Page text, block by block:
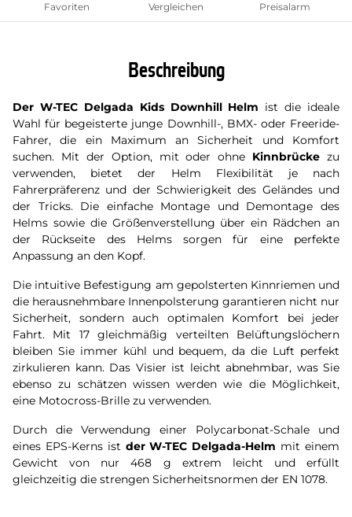
Favoriten Vergleichen Preisalarm
Beschreibung
Der W-TEC Delgada Kids Downhill Helm ist die ideale
Wahl für begeisterte junge Downhill-, BMX- oder Freeride-
Fahrer, die ein Maximum an Sicherheit und Komfort
suchen. Mit der Option, mit oder ohne Kinnbrücke zu
verwenden, bietet der Helm Flexibilität je nach
Fahrerpräferenz und der Schwierigkeit des Geländes und
der Tricks. Die einfache Montage und Demontage des
Helms sowie die Größenverstellung über ein Rädchen an
der Rückseite des Helms sorgen für eine perfekte
Anpassung an den Kopf.
Die intuitive Befestigung am gepolsterten Kinnriemen und
die herausnehmbare Innenpolsterung garantieren nicht nur
Sicherheit, sondern auch optimalen Komfort bei jeder
Fahrt. Mit 17 gleichmäßig verteilten Belüftungslöchern
bleiben Sie immer kühl und bequem, da die Luft perfekt
zirkulieren kann. Das Visier ist leicht abnehmbar, was Sie
ebenso zu schätzen wissen werden wie die Möglichkeit,
eine Motocross-Brille zu verwenden.
Durch die Verwendung einer Polycarbonat-Schale und
eines EPS-Kerns ist der W-TEC Delgada-Helm mit einem
Gewicht von nur 468 g extrem leicht und erfüllt
gleichzeitig die strengen Sicherheitsnormen der EN 1078.